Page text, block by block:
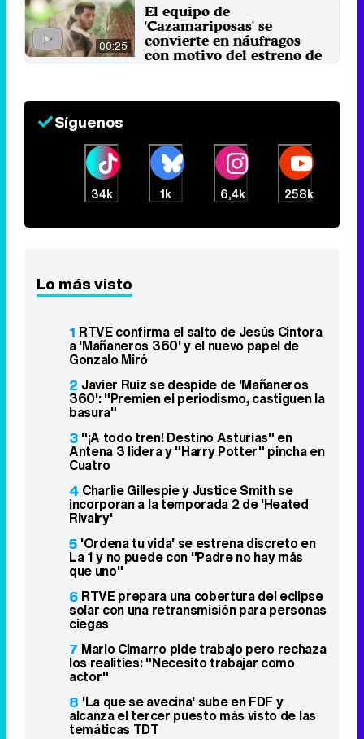
00:25
El equipo de
'Cazamariposas' se
convierte en náufragos
con motivo del estreno de
Síguenos
34k 1k 6,4k 258k
Lo más visto
1 RTVE confirma el salto de Jesús Cintora
a 'Mañaneros 360' y el nuevo papel de
Gonzalo Miró
2 Javier Ruiz se despide de 'Mañaneros
360': "Premien el periodismo, castiguen la
basura"
3 "¡A todo tren! Destino Asturias" en
Antena 3 lidera y "Harry Potter" pincha en
Cuatro
4 Charlie Gillespie y Justice Smith se
incorporan a la temporada 2 de 'Heated
Rivalry'
5 'Ordena tu vida' se estrena discreto en
La 1 y no puede con "Padre no hay más
que uno"
6 RTVE prepara una cobertura del eclipse
solar con una retransmisión para personas
ciegas
7 Mario Cimarro pide trabajo pero rechaza
los realities: "Necesito trabajar como
actor"
8 'La que se avecina' sube en FDF y
alcanza el tercer puesto más visto de las
temáticas TDT